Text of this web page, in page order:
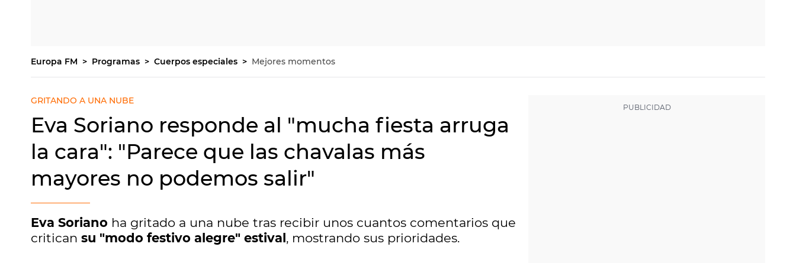
Europa FM Programas Cuerpos especiales Mejores momentos
GRITANDO A UNA NUBE
Eva Soriano responde al "mucha fiesta arruga
la cara": "Parece que las chavalas más
mayores no podemos salir"
Eva Soriano ha gritado a una nube tras recibir unos cuantos comentarios que
critican su "modo festivo alegre" estival, mostrando sus prioridades.